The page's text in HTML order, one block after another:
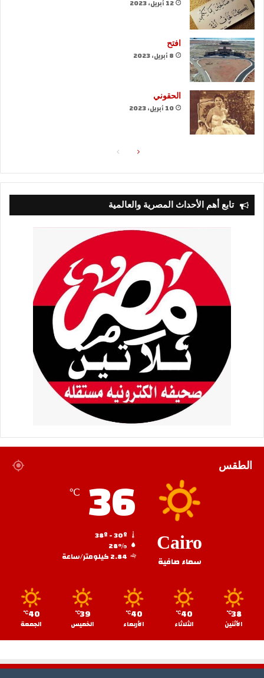
12 أبريل، 2023
افتح
8 أبريل، 2023
الحقوني
10 أبريل، 2023
الصفحةالصفحة
تابع أهم الأحداث المصرية والعالمية
الطقس
Cairo
سماء صافية
36
℃
28%
2.84 كيلومتر/ساعة
38
℃
الأثنين
40
℃
الثلاثاء
40
℃
الأربعاء
39
℃
الخميس
40
℃
الجمعة